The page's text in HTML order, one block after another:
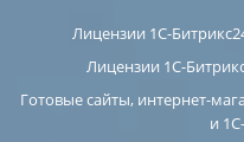
Лицензии 1С-
Лицензии 1С-
Готовые сайты, интернет-
и